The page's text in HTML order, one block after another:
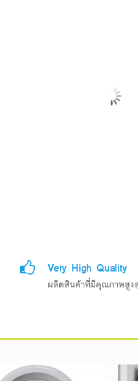
Very High Quality
ผลิตสินค้าที่มีคุณภาพสูง